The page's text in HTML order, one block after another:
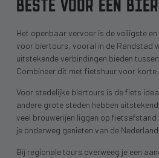
BESTE VOOR EEN
Het openbaar vervoer is de veiligste
voor biertours, vooral in de Randstad
uitstekende verbindingen bieden
Combineer dit met fietshuur voor korte
Voor stedelijke biertours is de fiets
andere grote steden hebben
veel brouwerijen liggen op fietsafstand
je onderweg genieten van de
Bij regionale tours overweeg je een